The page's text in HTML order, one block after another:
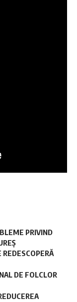
PRIVIND
REDESCOPERĂ
DE FOLCLOR